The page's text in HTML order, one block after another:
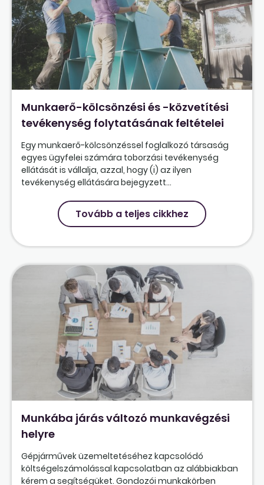
Munkaerő-kölcsönzési és -közvetítési
tevékenység folytatásának feltételei
Egy munkaerő-kölcsönzéssel foglalkozó társaság
egyes ügyfelei számára toborzási tevékenység
ellátását is vállalja, azzal, hogy (i) az ilyen
tevékenység ellátására bejegyzett...
Tovább a teljes cikkhez
Munkába járás változó munkavégzési
helyre
Gépjárművek üzemeltetéséhez kapcsolódó
költségelszámolással kapcsolatban az alábbiakban
kérem a segítségüket. Gondozói munkakörben